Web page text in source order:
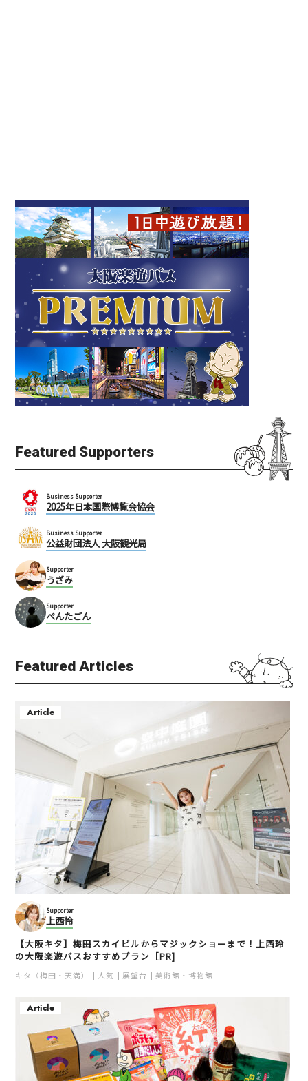
Featured Supporters
Business Supporter
2025年日本国際博覧会協会
Business Supporter
公益財団法人 大阪観光局
Supporter
うざみ
Supporter
ぺんたごん
Featured Articles
Article
Supporter
上西怜
【大阪キタ】梅田スカイビルからマジックショーまで！上西玲
の大阪楽遊パスおすすめプラン［PR]
キタ（梅田・天満） 人気 展望台 美術館・博物館
Article